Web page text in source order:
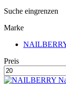
Suche eingrenzen
Marke
Preis
Min.
Preis